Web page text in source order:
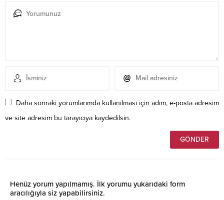
Daha sonraki yorumlarımda kullanılması için adım, e-posta adresim
ve site adresim bu tarayıcıya kaydedilsin.
Henüz yorum yapılmamış. İlk yorumu yukarıdaki form
aracılığıyla siz yapabilirsiniz.